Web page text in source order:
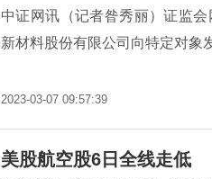
中证网讯（记者昝秀丽）证监
新材料股份有限公司向特定对象
2023-03-07 09:57:39
美股航空股6日全线走低